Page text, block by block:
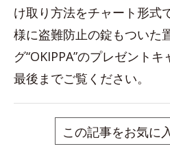
け取り方法をチャート形式
様に盗難防止の錠もついた
グ“OKIPPA”のプレゼントキ
最後までご覧ください。
この記事をお気に